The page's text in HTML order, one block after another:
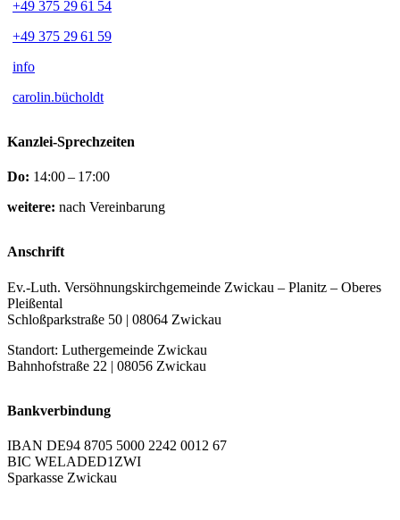
+49 375 29 61 54
+49 375 29 61 59
info
carolin.bücholdt
Kanzlei-Sprechzeiten
Do: 14:00 – 17:00
weitere: nach Vereinbarung
Anschrift
Ev.-Luth. Versöhnungskirchgemeinde Zwickau – Planitz – Oberes
Pleißental
Schloßparkstraße 50 | 08064 Zwickau
Standort: Luthergemeinde Zwickau
Bahnhofstraße 22 | 08056 Zwickau
Bankverbindung
IBAN DE94 8705 5000 2242 0012 67
BIC WELADED1ZWI
Sparkasse Zwickau